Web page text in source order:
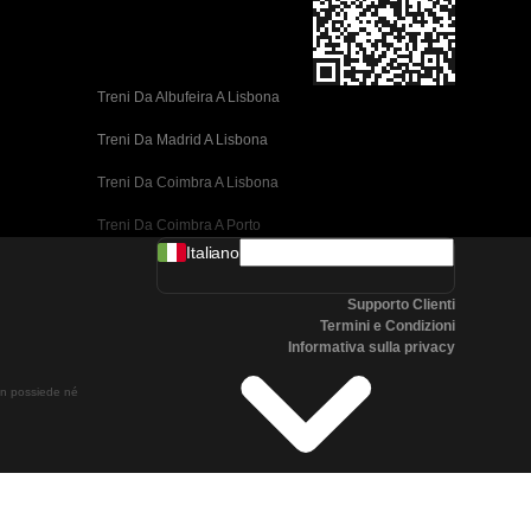
Treni Da Albufeira A Lisbona
Treni Da Madrid A Lisbona
Treni Da Coimbra A Lisbona
Treni Da Coimbra A Porto
Treni Da Valencia A Barcellona
Treni Da Malaga A Madrid
possiede né
Italiano
Supporto Clienti
Termini e Condizioni
Informativa sulla privacy